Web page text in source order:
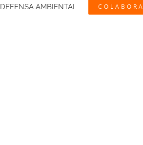
DEFENSA AMBIENTAL COLABORA